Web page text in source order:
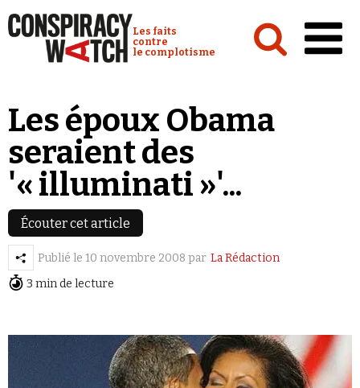
Conspiracy Watch :
Les faits
contre
le complotisme
Analyses
Conspipédia
Vidéos
Émissions
Revues de presse
Demander à Vera
Se connecter
Les époux Obama
seraient des
'« illuminati »'...
Écouter cet article
Publié le 10 novembre 2008 par La Rédaction
3 min de lecture